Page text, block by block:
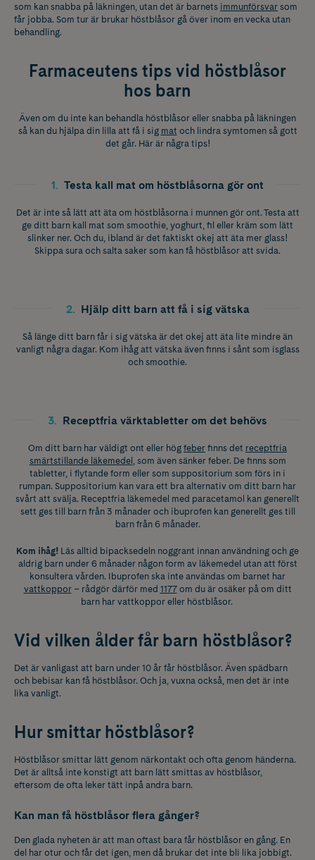
som kan snabba på läkningen, utan det är barnets immunförsvar som
får jobba. Som tur är brukar höstblåsor gå över inom en vecka utan
behandling.
Farmaceutens tips vid höstblåsor
hos barn
Även om du inte kan behandla höstblåsor eller snabba på läkningen
så kan du hjälpa din lilla att få i sig mat och lindra symtomen så gott
det går. Här är några tips!
1. Testa kall mat om höstblåsorna gör ont
Det är inte så lätt att äta om höstblåsorna i munnen gör ont. Testa att
ge ditt barn kall mat som smoothie, yoghurt, fil eller kräm som lätt
slinker ner. Och du, ibland är det faktiskt okej att äta mer glass!
Skippa sura och salta saker som kan få höstblåsor att svida.
2. Hjälp ditt barn att få i sig vätska
Så länge ditt barn får i sig vätska är det okej att äta lite mindre än
vanligt några dagar. Kom ihåg att vätska även finns i sånt som isglass
och smoothie.
3. Receptfria värktabletter om det behövs
Om ditt barn har väldigt ont eller hög feber finns det receptfria
smärtstillande läkemedel , som även sänker feber. De finns som
tabletter, i flytande form eller som suppositorium som förs in i
rumpan. Suppositorium kan vara ett bra alternativ om ditt barn har
svårt att svälja. Receptfria läkemedel med paracetamol kan generellt
sett ges till barn från 3 månader och ibuprofen kan generellt ges till
barn från 6 månader.
Kom ihåg! Läs alltid bipacksedeln noggrant innan användning och ge
aldrig barn under 6 månader någon form av läkemedel utan att först
konsultera vården. Ibuprofen ska inte användas om barnet har
vattkoppor– rådgör därför med 1177om du är osäker på om ditt
barn har vattkoppor eller höstblåsor.
Vid vilken ålder får barn höstblåsor?
Det är vanligast att barn under 10 år får höstblåsor. Även spädbarn
och bebisar kan få höstblåsor. Och ja, vuxna också, men det är inte
lika vanligt.
Hur smittar höstblåsor?
Höstblåsor smittar lätt genom närkontakt och ofta genom händerna.
Det är alltså inte konstigt att barn lätt smittas av höstblåsor,
eftersom de ofta leker tätt inpå andra barn.
Kan man få höstblåsor flera gånger?
Den glada nyheten är att man oftast bara får höstblåsor en gång. En
del har otur och får det igen, men då brukar det inte bli lika jobbigt.